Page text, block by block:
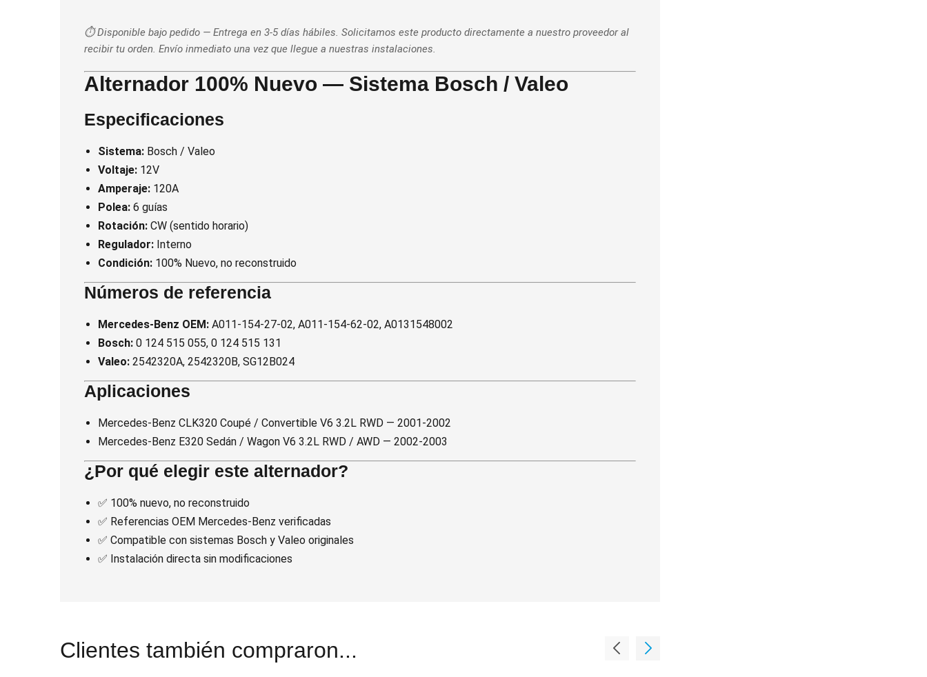
⏱️ Disponible bajo pedido — Entrega en 3-5 días hábiles. Solicitamos este producto directamente a nuestro proveedor al
recibir tu orden. Envío inmediato una vez que llegue a nuestras instalaciones.
Alternador 100% Nuevo — Sistema Bosch / Valeo
Especificaciones
Sistema: Bosch / Valeo
Voltaje: 12V
Amperaje: 120A
Polea: 6 guías
Rotación: CW (sentido horario)
Regulador: Interno
Condición: 100% Nuevo, no reconstruido
Números de referencia
Mercedes-Benz OEM: A011-154-27-02, A011-154-62-02, A0131548002
Bosch: 0 124 515 055, 0 124 515 131
Valeo: 2542320A, 2542320B, SG12B024
Aplicaciones
Mercedes-Benz CLK320 Coupé / Convertible V6 3.2L RWD — 2001-2002
Mercedes-Benz E320 Sedán / Wagon V6 3.2L RWD / AWD — 2002-2003
¿Por qué elegir este alternador?
✅ 100% nuevo, no reconstruido
✅ Referencias OEM Mercedes-Benz verificadas
✅ Compatible con sistemas Bosch y Valeo originales
✅ Instalación directa sin modificaciones
Clientes también compraron...